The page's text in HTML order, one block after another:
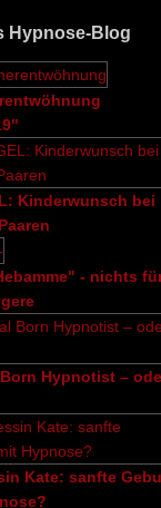
Aktuelles
Hypnose-Blog
Kinderwunsch bei
- nichts
Hypnotist –
Kate: sanfte